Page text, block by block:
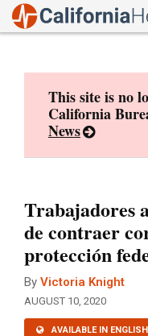
This site is no
California
News
Trabajadores
de contraer
protección
By Victoria Knight
AUGUST 10, 2020
AVAILABLE IN ENGLISH